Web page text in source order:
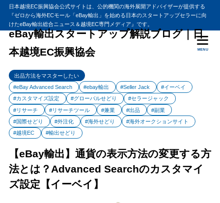
日本越境EC振興協会公式サイトは、公的機関の海外展開アドバイザーが提供する
『ゼロから海外ECモール「eBay輸出」を始める日本のスタートアップセラーに向
けたeBay輸出総合ニュース＆越境EC専門メディア』です。
eBay輸出スタートアップ解説ブログ｜日
本越境EC振興協会
MENU
出品方法をマスターしたい
#eBay Advanced Search
#ebay輸出 #Seller Jack
#イーベイ
#カスタマイズ設定
#グローバルせどり
#セラージャック
#リサーチ
#リサーチツール #兼業 #出品
#副業
#国際せどり
#外注化 #海外せどり
#海外オークションサイト
#越境EC
#輸出せどり
【eBay輸出】通貨の表示方法の変更する方
法とは？Advanced Searchのカスタマイ
ズ設定【イーベイ】
目次
1 【eBay輸出】通貨の表示方法の変更する方法とは？Advanced
1.1 eBayにおける通貨の表示方法
2 まとめ